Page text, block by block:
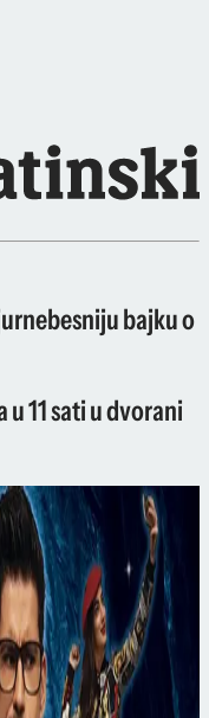
bajku o
11 sati u dvorani